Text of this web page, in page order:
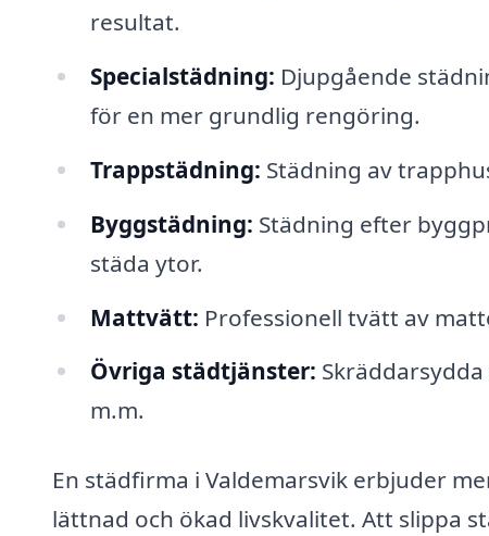
resultat.
Specialstädning: Djupgående
för en mer grundlig rengöring.
Trappstädning: Städning av
Byggstädning: Städning efter
städa ytor.
Mattvätt: Professionell tvätt av
Övriga städtjänster:
m.m.
En städfirma i Valdemarsvik erbjuder
lättnad och ökad livskvalitet. Att slippa